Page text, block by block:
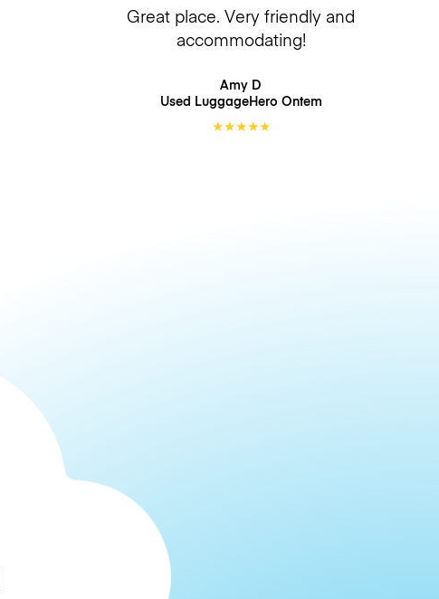
Great place. Very friendly and
accommodating!
Amy D
Used LuggageHero Ontem
★★★★★